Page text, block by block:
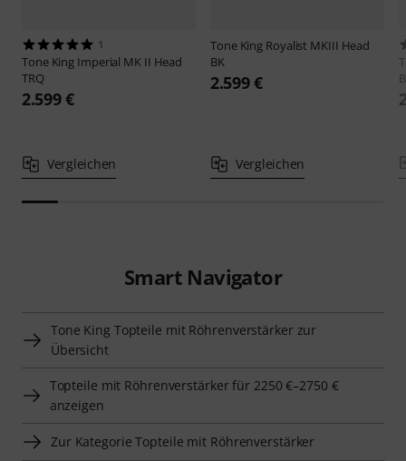
1
Tone King Imperial MK II Head
TRQ
2.599 €
Vergleichen
Tone King Royalist MKIII Head
BK
2.599 €
Vergleichen
Smart Navigator
Tone King Topteile mit Röhrenverstärker zur
Übersicht
Topteile mit Röhrenverstärker für 2250 €–2750 €
anzeigen
Zur Kategorie Topteile mit Röhrenverstärker